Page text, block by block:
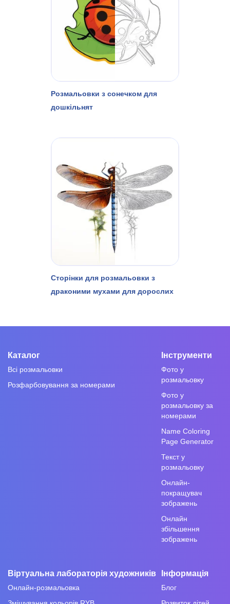
Розмальовки з сонечком для
дошкільнят
Сторінки для розмальовки з
драконими мухами для дорослих
Каталог
Всі розмальовки
Розфарбовування за номерами
Інструменти
Фото у
розмальовку
Фото у
розмальовку за
номерами
Name Coloring
Page Generator
Текст у
розмальовку
Онлайн-
покращувач
зображень
Онлайн
збільшення
зображень
Віртуальна лабораторія художників
Онлайн-розмальовка
Інформація
Блог